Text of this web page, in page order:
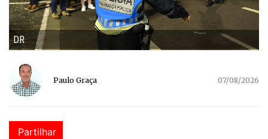
DR
Paulo Graça 07/08/2026
Partilhar